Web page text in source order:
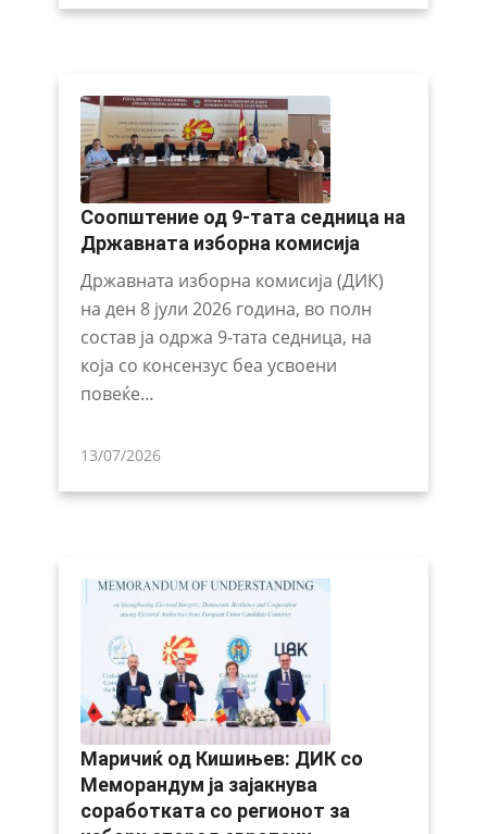
Соопштение од 9-тата седница на
Државната изборна комисија
Државната изборна комисија (ДИК)
на ден 8 јули 2026 година, во полн
состав ја одржа 9-тата седница, на
која со консензус беа усвоени
повеќе…
13/07/2026
Маричиќ од Кишињев: ДИК со
Меморандум ја зајакнува
соработката со регионот за